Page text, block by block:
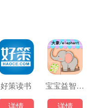
好策读书 宝宝益智早教识字卡